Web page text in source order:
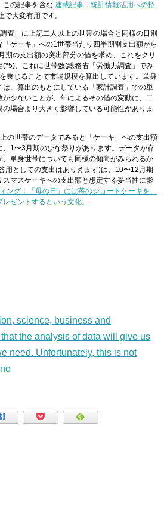
この記事を含む 連載記事：統計情報活用への招
大変有用です。
査」に上記二人以上の世帯の場合と同様の日別
ケーキ」への1世帯当たり四半期別支出額から
期の支出額の突出部分の値を求め、これをクリ
、これに世帯数(総務省「労働力調査」でみ
乗じることで市場規模を算出しています。単身
、算出のもとにしている「家計調査」での単
少ないことが、年によるその値の変動に、二
場合より大きく影響している可能性がありま
の世帯のデータでみると「ケーキ」への支出額
1〜3月期のひな祭りがあります。データが存
単身世帯についても同様の傾向がみられるか
用としての支出はありえます)は、10〜12月期
マスケーキへの支出額と想定する妥当性に影
ング：「母の日」には苺のショートケーキを、
ゼントするという文化。
science, business and
the analysis of data will give us
need. Unfortunately, this is not